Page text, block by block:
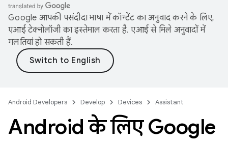
Google आपकी पसंदीदा भाषा में कॉन्टेंट का अनुवाद करने के लिए,
एआई टेक्नोलॉजी का इस्तेमाल करता है. एआई से मिले अनुवादों में
गलतियां हो सकती हैं.
Android Developers Develop Devices Assistant
Android के लिए Google